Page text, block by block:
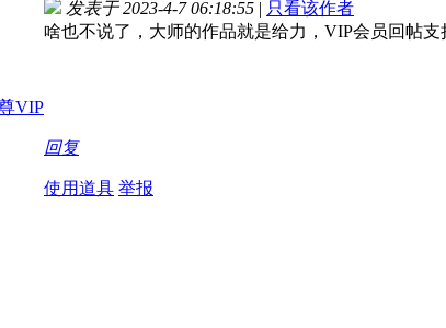
发表于 2023-4-7 06:18:55 | 只看该作者
啥也不说了，大师的作品就是给力，VIP会员回帖支
回复
使用道具 举报